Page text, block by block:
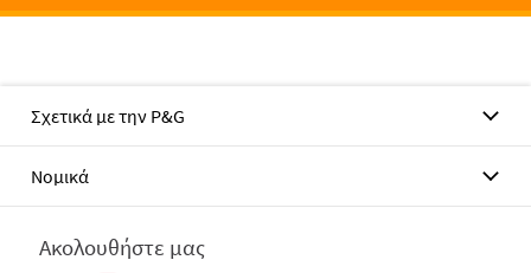
Σχετικά με την P&G
Νομικά
Ακολουθήστε μας